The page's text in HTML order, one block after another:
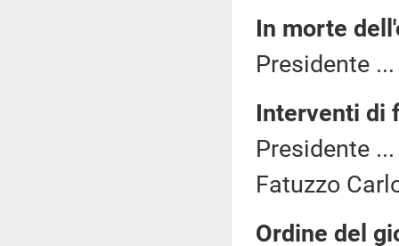
In morte
Presidente
Interventi di
Presidente
Fatuzzo
Ordine del